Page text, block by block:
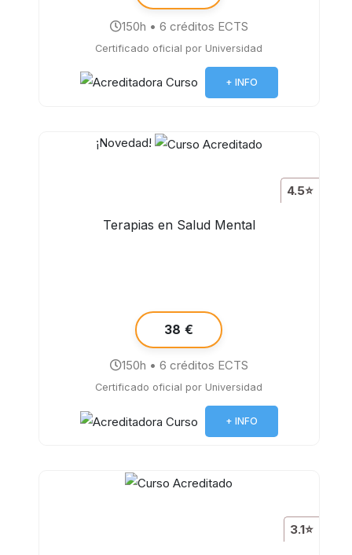
150h • 6 créditos ECTS
Certificado oficial por Universidad
+ INFO
¡Novedad!
4.5⭐
Terapias en Salud Mental
38 €
150h • 6 créditos ECTS
Certificado oficial por Universidad
+ INFO
3.1⭐